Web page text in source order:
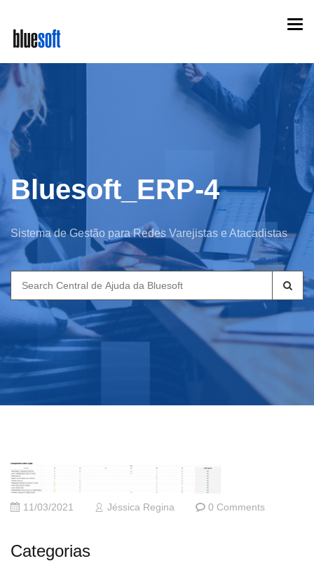
main
content
Bluesoft_ERP-4
Sistema de Gestão para Redes Varejistas e Atacadistas
Search
for:
11/03/2021 Jéssica Regina 0 Comments
Categorias